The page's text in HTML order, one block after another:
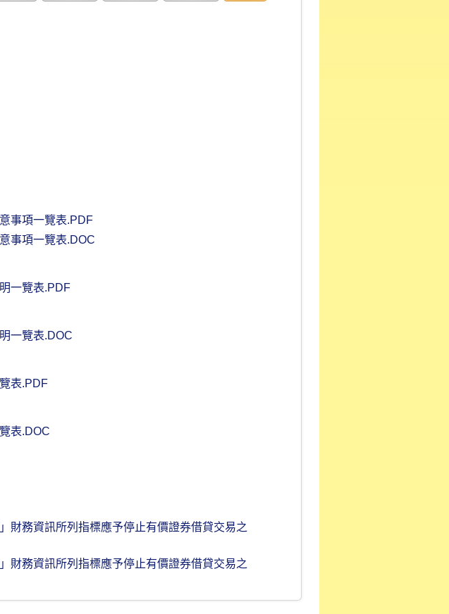
事項一覽表.PDF
事項一覽表.DOC
一覽表.PDF
一覽表.DOC
表.PDF
表.DOC
財務資訊所列指標應予停止有價證券借貸交易之
財務資訊所列指標應予停止有價證券借貸交易之